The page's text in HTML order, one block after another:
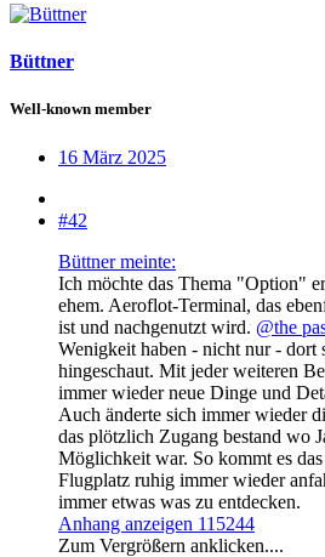
Büttner
Well-known member
16 März 2025
#42
Büttner meinte:
Ich möchte das Thema "Option"
ehem. Aeroflot-Terminal, das
ist und nachgenutzt wird. @the
Wenigkeit haben - nicht nur - dort
hingeschaut. Mit jeder weiteren
immer wieder neue Dinge und
Auch änderte sich immer wieder
das plötzlich Zugang bestand wo
Möglichkeit war. So kommt es das
Flugplatz ruhig immer wieder
immer etwas was zu entdecken.
Anhang anzeigen 115244
Zum Vergrößern anklicken....